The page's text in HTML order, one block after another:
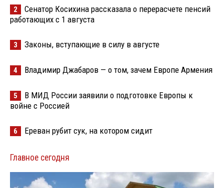
2
Сенатор Косихина рассказала о перерасчете пенсий
работающих с 1 августа
3 Законы, вступающие в силу в августе
4 Владимир Джабаров — о том, зачем Европе Армения
5
В МИД России заявили о подготовке Европы к
войне с Россией
6 Ереван рубит сук, на котором сидит
Главное сегодня